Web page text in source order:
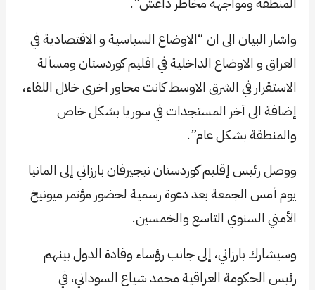
واشار البيان الى ان “الاوضاع السياسية و الاقتصادية في
العراق و الاوضاع الداخلية في اقليم كوردستان ومسألة
الاستقرار في الشرق الاوسط كانت محاور اخرى خلال اللقاء،
إضافة الى آخر المستجدات في سوريا بشكل خاص
والمنطقة بشكل عام”.
ووصل رئيس إقليم كوردستان نيجيرفان بارزاني إلى المانيا
يوم أمس الجمعة بعد دعوة رسمية لحضور مؤتمر ميونيخ
الأمني السنوي التاسع والخمسين.
وسيشارك بارزاني، إلى جانب رؤساء وقادة الدول بينهم
رئيس الحكومة العراقية محمد شياع السوداني، في